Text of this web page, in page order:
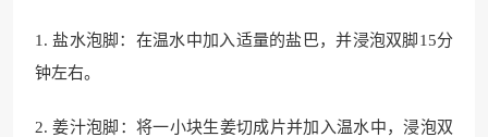
1. 盐水泡脚：在温水中加入适量的盐巴，并浸泡双脚15分
钟左右。
2. 姜汁泡脚：将一小块生姜切成片并加入温水中，浸泡双